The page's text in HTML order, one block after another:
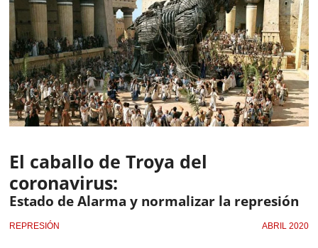
El caballo de Troya del
coronavirus:
Estado de Alarma y normalizar la represión
REPRESIÓN ABRIL 2020